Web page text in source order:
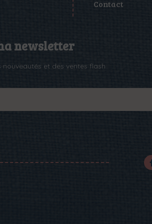
Contact
newsletter
et des ventes flash